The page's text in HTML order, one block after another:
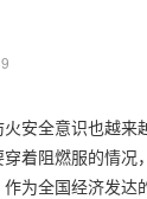
安全意识也越来
着阻燃服的情况
为全国经济发达